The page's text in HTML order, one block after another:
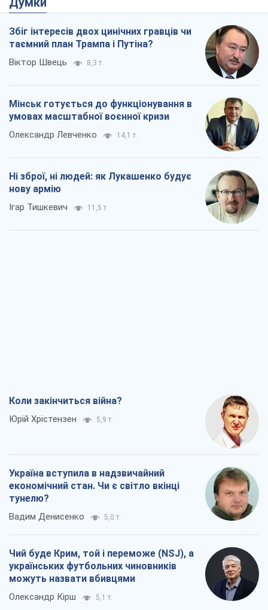
Збіг інтересів двох цинічних гравців чи
таємний план Трампа і Путіна?
Віктор Швець 8,3 т.
Мінськ готується до функціонування в
умовах масштабної воєнної кризи
Олександр Левченко 14,1 т.
Ні зброї, ні людей: як Лукашенко будує
нову армію
Ігар Тишкевич 11,5 т.
Коли закінчиться війна?
Юрій Хрістензен 5,9 т.
Україна вступила в надзвичайний
економічний стан. Чи є світло вкінці
тунелю?
Вадим Денисенко 5,0 т.
Чий буде Крим, той і переможе (NSJ), а
українських футбольних чиновників
можуть назвати вбивцями
Олександр Кірш 5,1 т.